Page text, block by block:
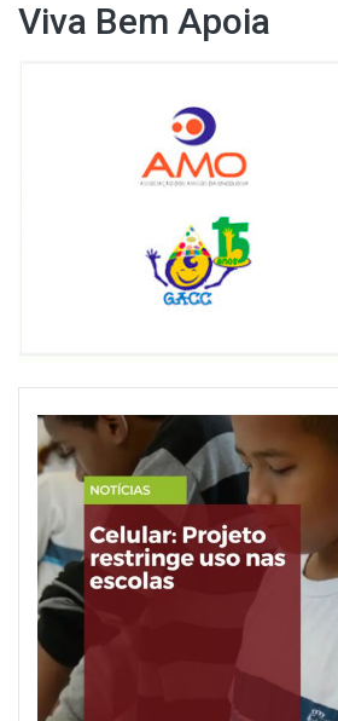
Viva Bem Apoia